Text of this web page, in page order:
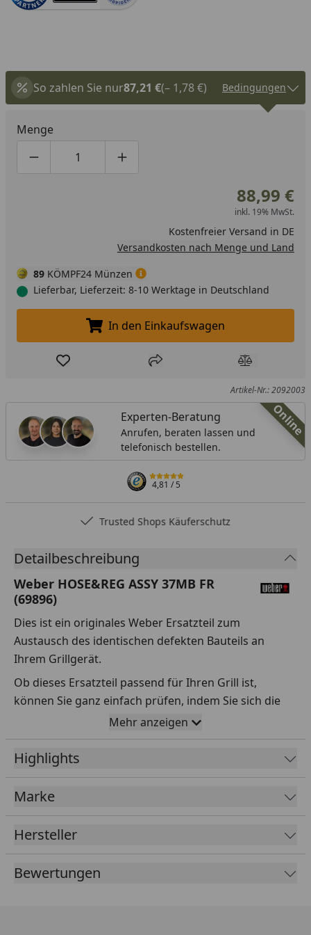
So zahlen Sie nur87,21 €(– 1,78 €) Bedingungen
Menge
Produktmenge um eins verringern
Produktmenge manuell eingeben
Produktmenge um eins erhöhen
88,99 €
inkl. 19% MwSt.
Kostenfreier Versand in DE
Versandkosten nach Menge und Land
89 KÖMPF24 Münzen
Lieferbar, Lieferzeit: 8-10 Werktage in Deutschland
In den Einkaufswagen legen
In den Einkaufswagen
Produkt zur Wunschliste hinzufügen
Teilen Produkt
Artikel-Nr.: 2092003
Online
Experten-Beratung
Anrufen, beraten lassen und
telefonisch bestellen.
4,81/ 5
Trusted Shops Käuferschutz
Detailbeschreibung
Weber HOSE&REG ASSY 37MB FR
(69896)
Dies ist ein originales Weber Ersatzteil zum
Austausch des identischen defekten Bauteils an
Ihrem Grillgerät.
Ob dieses Ersatzteil passend für Ihren Grill ist,
können Sie ganz einfach prüfen, indem Sie sich die
Explosionszeichnung Ihres Grills anschauen und dort
das betreffende Teil heraussuchen.
Über die Seriennummer Ihres Grillgeräts kommen Sie
ganz einfach zur passenden Explosionszeichnung.
Geben Sie dafür die Seriennummer
Sollte Ihnen nicht bekannt sein, wo Sie die
Seriennummer finden, klicken Sie bitteHIER.
Mehr anzeigen
Highlights
Marke
Hersteller
Bewertungen